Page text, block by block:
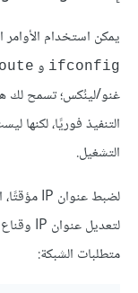
يمكن استخدام الأوامر
ifconfig و
غنو/لينُكس؛ تسمح لك
التنفيذ فوريًا، لكنها
التشغيل.
لضبط عنوان IP مؤقتًا، استخدم الأمر
متطلبات الشبكة: